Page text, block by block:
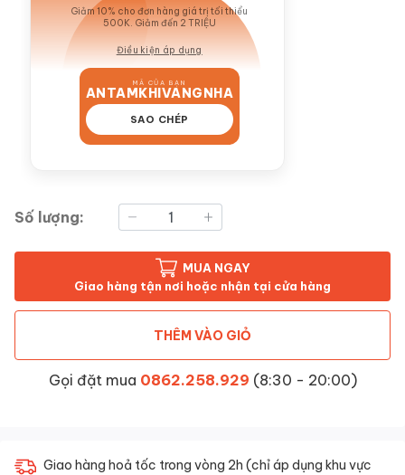
Giảm 10% cho đơn hàng giá trị tối thiểu
500K. Giảm đến 2 TRIỆU
Điều kiện áp dụng
MÃ CỦA BẠN
ANTAMKHIVANGNHA
SAO CHÉP
Số lượng:
MUA NGAY
Giao hàng tận nơi hoặc nhận tại cửa hàng
THÊM VÀO GIỎ
Gọi đặt mua 0862.258.929 (8:30 - 20:00)
Giao hàng hoả tốc trong vòng 2h (chỉ áp dụng khu vực